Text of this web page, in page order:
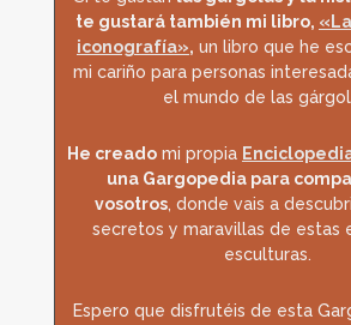
te gustará también mi libro,
iconografía», un libro que he
mi cariño para personas
el mundo de las
He creadomi propia
una Gargopedia para
vosotros, donde vais a
secretos y maravillas de estas
esculturas.
Espero que disfrutéis de esta